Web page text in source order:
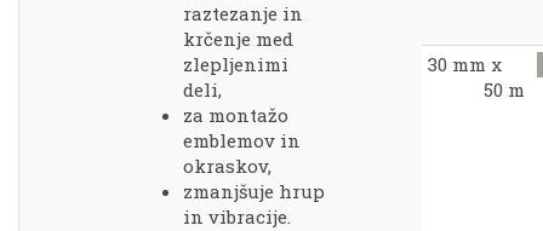
raztezanje in
krčenje med
zlepljenimi
deli,
za montažo
emblemov in
okraskov,
zmanjšuje hrup
in vibracije.
30 mm x
50 m